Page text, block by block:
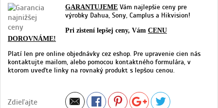
GARANTUJEME Vám najlepšie ceny pre
výrobky Dahua, Sony, Camplus a Hikvision!
Pri zistení lepšej ceny, Vám CENU
DOROVNÁME!
Platí len pre online objednávky cez eshop. Pre upravenie cien nás
kontaktujte mailom, alebo pomocou kontaktného formulára, v
ktorom uveďte linky na rovnaký produkt s lepšou cenou.
Zdieľajte